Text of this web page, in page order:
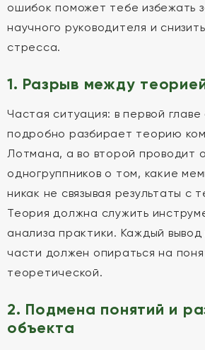
ошибок поможет тебе избежать
научного руководителя и
стресса.
1. Разрыв между
Частая ситуация: в первой главе
подробно разбирает теорию
Лотмана, а во второй проводит
одногруппников о том, какие
никак не связывая результаты с
Теория должна служить
анализа практики. Каждый вывод
части должен опираться на
теоретической.
2. Подмена понятий и
объекта